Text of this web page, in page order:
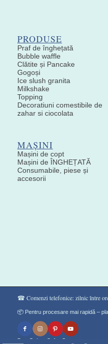
PRODUSE
Praf de înghețată
Bubble waffle
Clătite și Pancake
Gogoși
Ice slush granita
Milkshake
Topping
Decoratiuni comestibile de
zahar si ciocolata
MAȘINI
Mașini de copt
Mașini de ÎNGHEȚATĂ
Consumabile, piese și
accesorii
☎ Comenzi telefonice: zilnic între
📦 Pentru procesare mai rapidă –
Don Gelato Soft - Сладоледи на